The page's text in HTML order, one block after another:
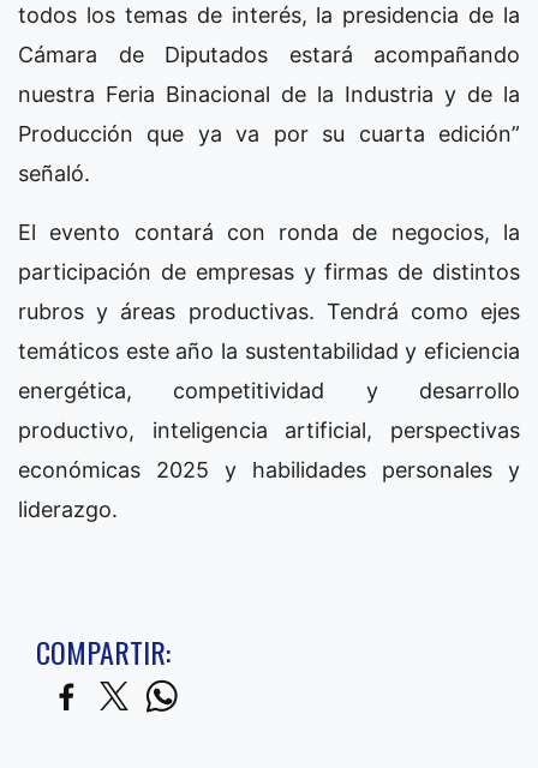
todos los temas de interés, la presidencia de la
Cámara de Diputados estará acompañando
nuestra Feria Binacional de la Industria y de la
Producción que ya va por su cuarta edición”
señaló.
El evento contará con ronda de negocios, la
participación de empresas y firmas de distintos
rubros y áreas productivas. Tendrá como ejes
temáticos este año la sustentabilidad y eficiencia
energética, competitividad y desarrollo
productivo, inteligencia artificial, perspectivas
económicas 2025 y habilidades personales y
liderazgo.
COMPARTIR: